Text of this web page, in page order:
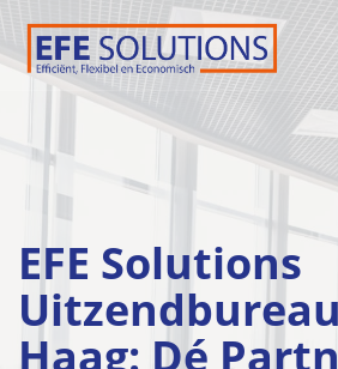
EFE Solutions
Haag: Dé